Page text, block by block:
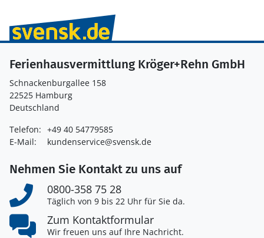
Ferienhausvermittlung Kröger+Rehn GmbH
Schnackenburgallee 158
22525 Hamburg
Deutschland
Telefon: +49 40 54779585
E-Mail:
kundenservice@svensk.de
Nehmen Sie Kontakt zu uns auf
0800-358 75 28
Täglich von 9 bis 22 Uhr für Sie da.
Zum Kontaktformular
Wir freuen uns auf Ihre Nachricht.